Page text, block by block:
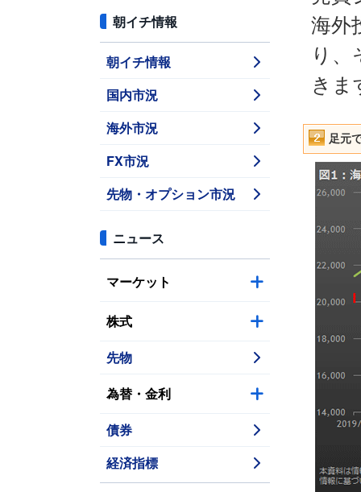
朝イチ情報
朝イチ情報
国内市況
海外市況
FX市況
先物・オプション市況
ニュース
マーケット
株式
先物
為替・金利
債券
経済指標
海外
り、
きま
足元